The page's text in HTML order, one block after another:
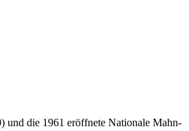
und die 1961 eröffnete Nationale Mahn-